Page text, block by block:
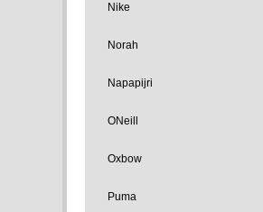
Nike
Norah
Napapijri
ONeill
Oxbow
Puma